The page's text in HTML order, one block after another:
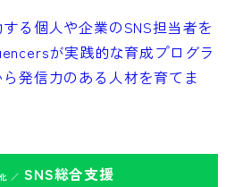
る個人や企業のSNS担当者を
が実践的な育成プログラ
発信力のある人材を育てま
／ SNS総合支援